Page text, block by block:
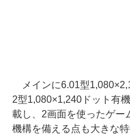
メインに6.01型
2型1,080×1,240ドット有
載し、2画面を使ったゲー
機構を備える点も大きな